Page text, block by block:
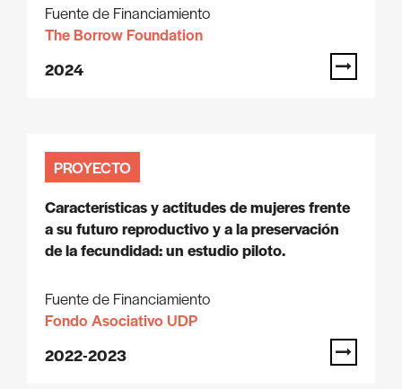
Fuente de Financiamiento
The Borrow Foundation
2024
PROYECTO
Características y actitudes de mujeres frente
a su futuro reproductivo y a la preservación
de la fecundidad: un estudio piloto.
Fuente de Financiamiento
Fondo Asociativo UDP
2022-2023